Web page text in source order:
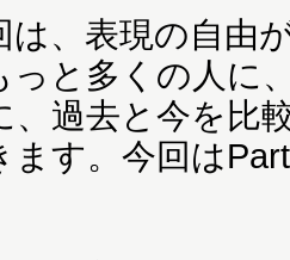
、表現の自由
っと多くの人に
、過去と今を比
ます。今回は